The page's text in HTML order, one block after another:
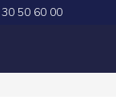
50 60 00